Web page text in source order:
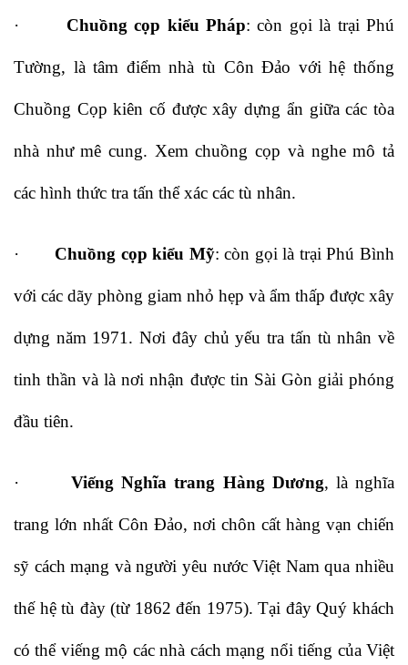
· Chuồng cọp kiểu Pháp: còn gọi là trại Phú
Tường, là tâm điểm nhà tù Côn Đảo với hệ thống
Chuồng Cọp kiên cố được xây dựng ẩn giữa các tòa
nhà như mê cung. Xem chuồng cọp và nghe mô tả
các hình thức tra tấn thể xác các tù nhân.
· Chuồng cọp kiểu Mỹ: còn gọi là trại Phú Bình
với các dãy phòng giam nhỏ hẹp và ẩm thấp được xây
dựng năm 1971. Nơi đây chủ yếu tra tấn tù nhân về
tinh thần và là nơi nhận được tin Sài Gòn giải phóng
đầu tiên.
·Viếng Nghĩa trang Hàng Dương, là nghĩa
trang lớn nhất Côn Đảo, nơi chôn cất hàng vạn chiến
sỹ cách mạng và người yêu nước Việt Nam qua nhiều
thế hệ tù đày (từ 1862 đến 1975). Tại đây Quý khách
có thể viếng mộ các nhà cách mạng nổi tiếng của Việt